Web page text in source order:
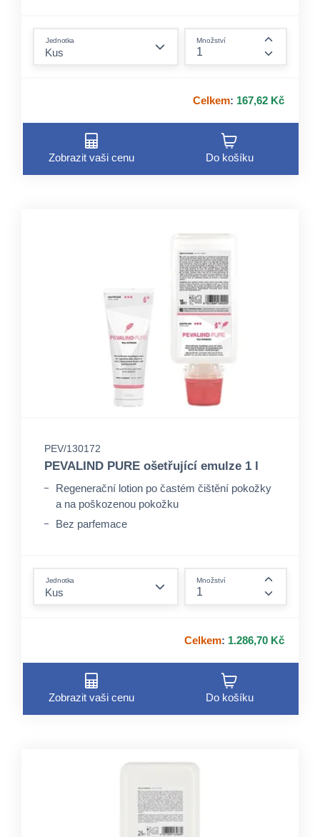
Jednotka Množství
Celkem: 167,62 Kč
Zobrazit vaši cenu Do košíku
PEV/130172
PEVALIND PURE ošetřující emulze 1 l
Regenerační lotion po častém čištění pokožky
a na poškozenou pokožku
Bez parfemace
Jednotka Množství
Celkem: 1.286,70 Kč
Zobrazit vaši cenu Do košíku